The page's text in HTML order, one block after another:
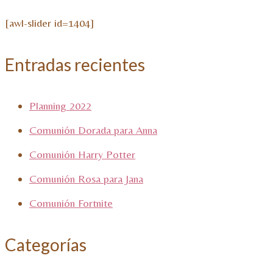
[awl-slider id=1404]
Entradas recientes
Planning 2022
Comunión Dorada para Anna
Comunión Harry Potter
Comunión Rosa para Jana
Comunión Fortnite
Categorías